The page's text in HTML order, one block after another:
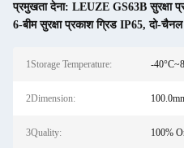
प्रमुखता देना: LEUZE GS63B सुरक्षा
6-बीम सुरक्षा प्रकाश ग्रिड IP65,दो-चैनल
1Storage Temperature: -
2Dimension:
3Quality: 100%